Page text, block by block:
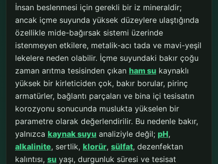
İnsan beslenmesi için gerekli bir iz mineraldir;
ancak içme suyunda yüksek düzeylere ulaştığında
özellikle mide-bağırsak sistemi üzerinde
istenmeyen etkilere, metalik-acı tada ve mavi-yeşil
lekelere neden olabilir. İçme suyundaki bakır çoğu
zaman arıtma tesisinden çıkan ham su kaynaklı
yüksek bir kirleticiden çok, bakır borular, pirinç
armatürler, bağlantı parçaları ve bina içi tesisatın
korozyonu sonucunda muslukta yükselen bir
parametre olarak değerlendirilir. Bu nedenle bakır,
yalnızca kaynak suyu analiziyle değil; pH,
alkalinite, sertlik, klorür, sülfat, dezenfektan
kalıntısı, su yaşı, durgunluk süresi ve tesisat